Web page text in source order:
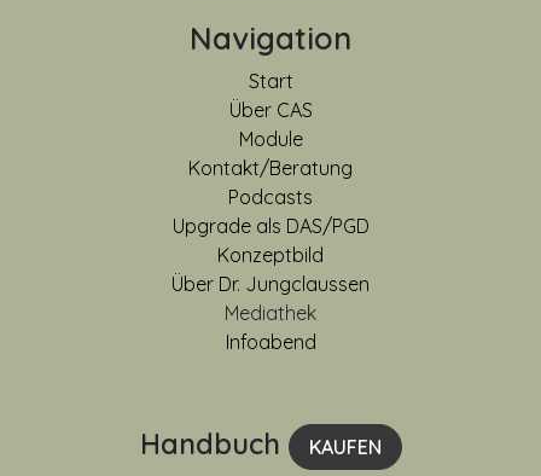
Navigation
Start
Über CAS
Module
Kontakt/Beratung
Podcasts
Upgrade als DAS/PGD
Konzeptbild
Über Dr. Jungclaussen
Mediathek
Infoabend
Handbuch
KAUFEN